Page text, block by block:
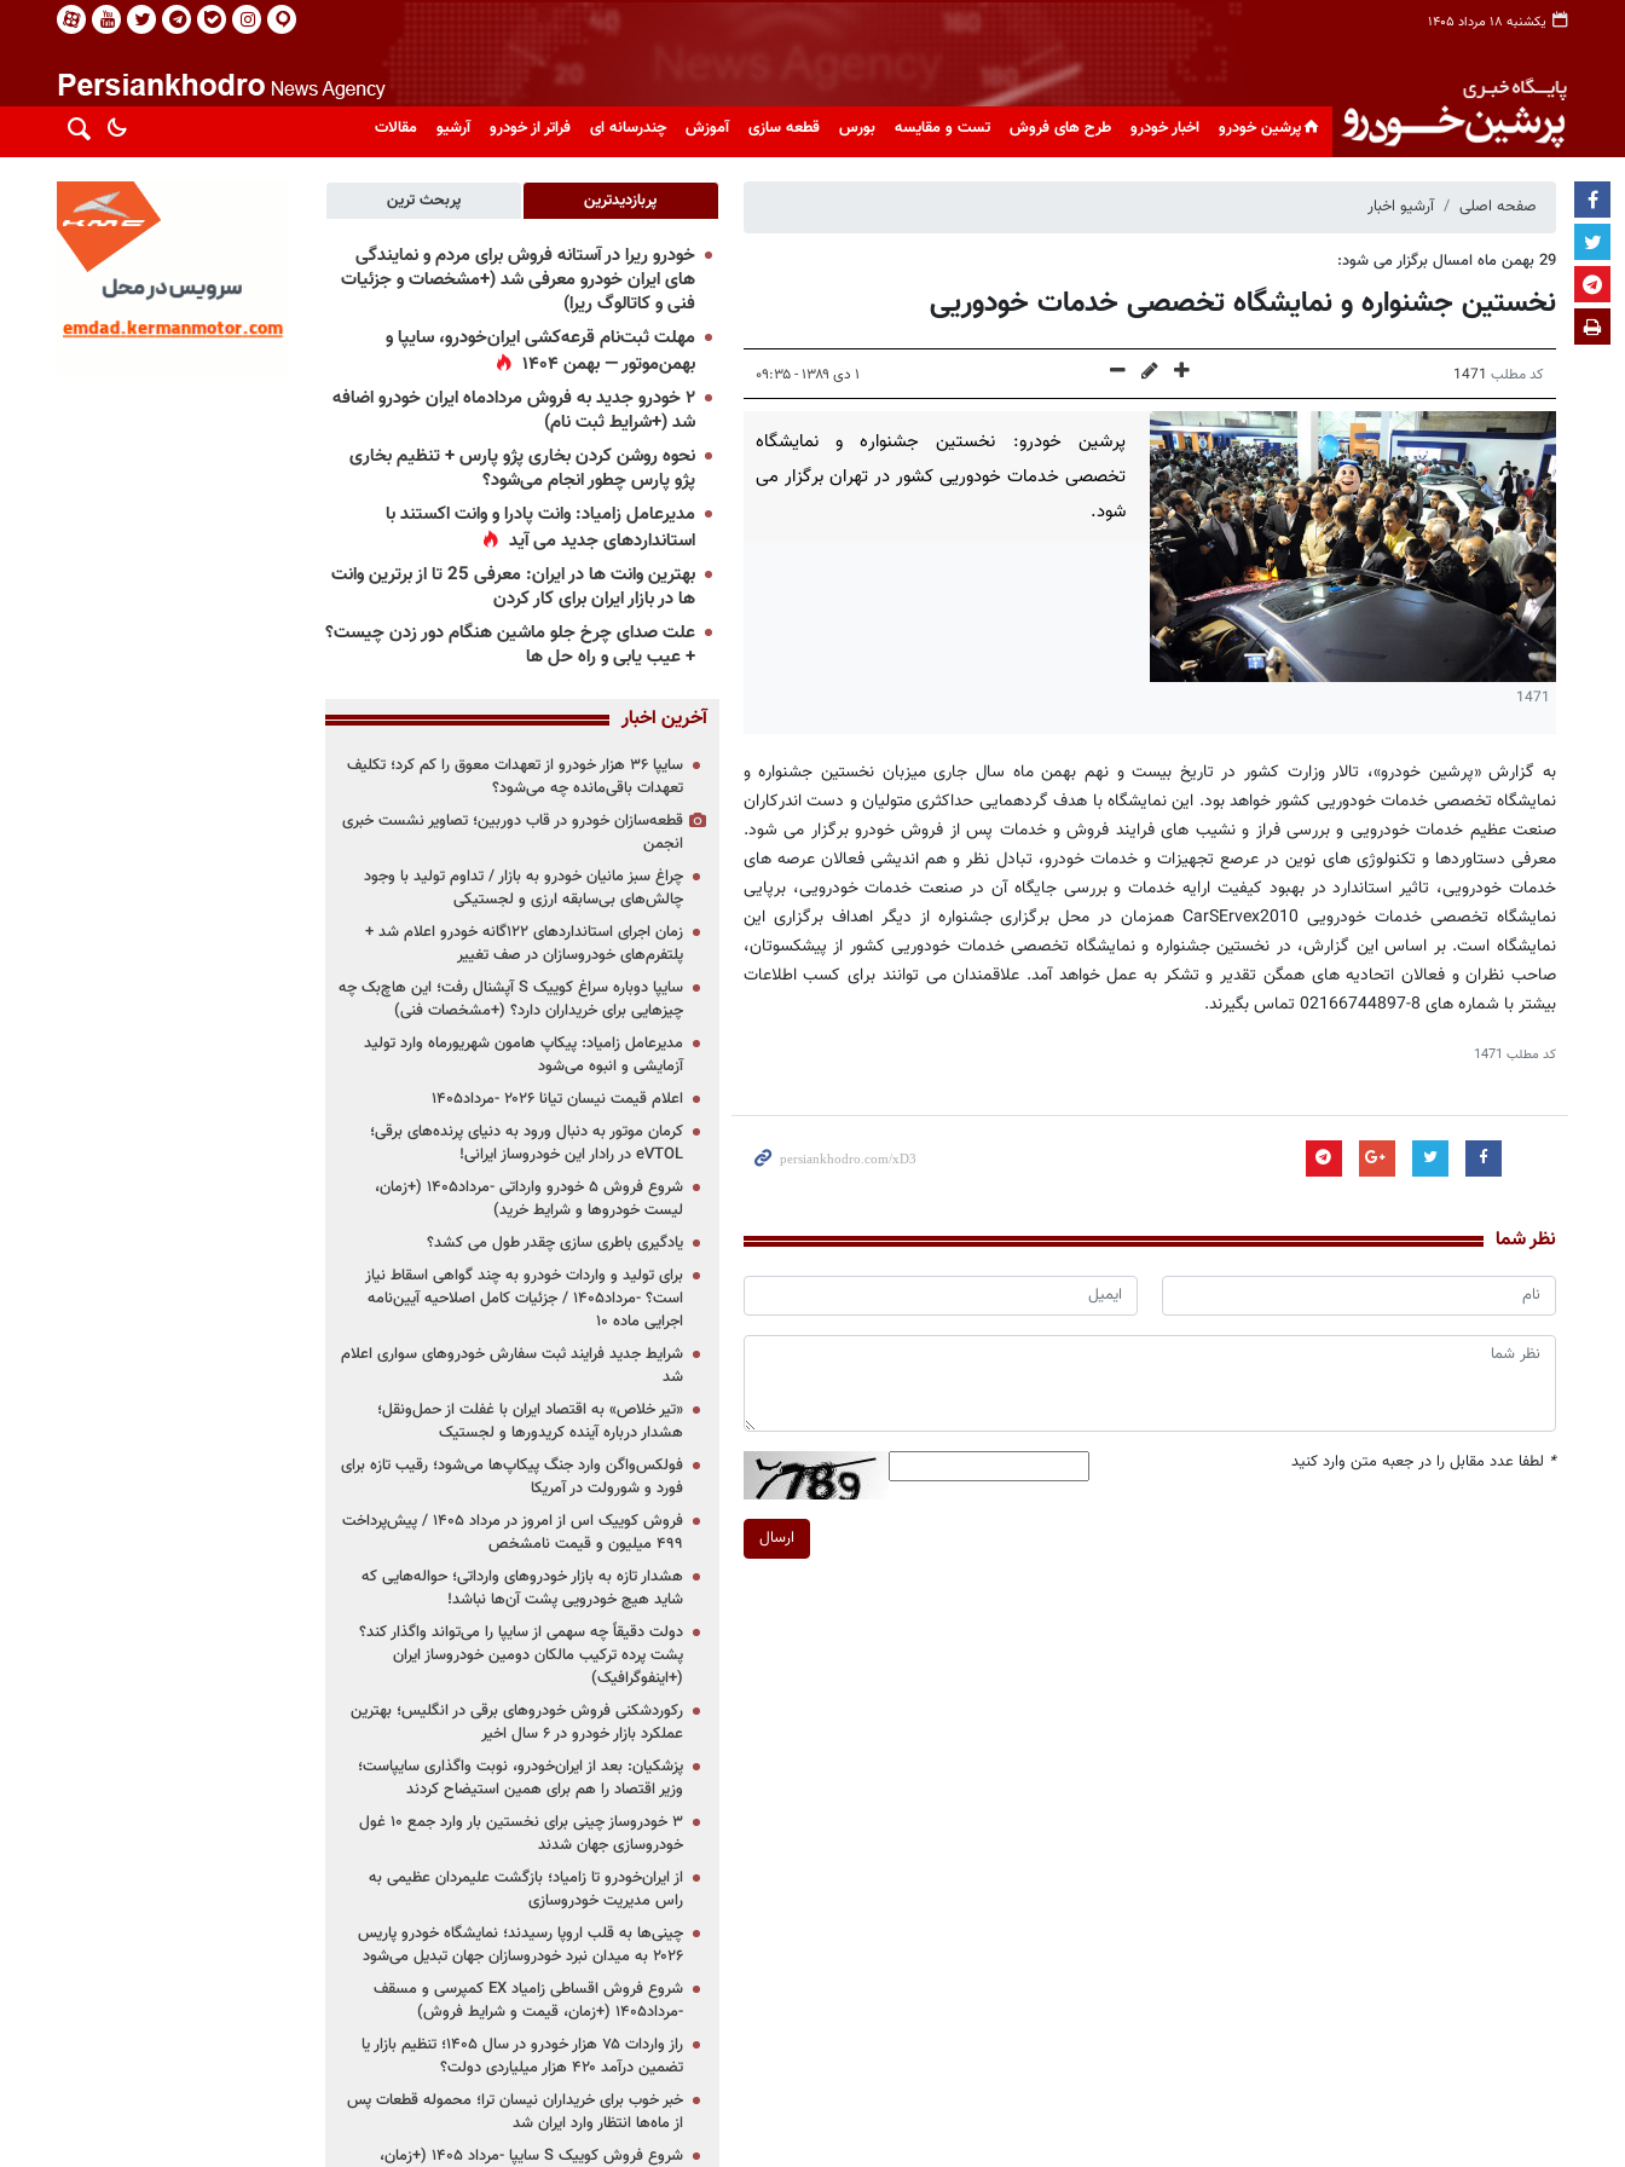
یکشنبه ۱۸ مرداد ۱۴۰۵
پرشین خودرو اخبار خودرو طرح های فروش تست و مقایسه بورس قطعه سازی آموزش چندرسانه ای فراتر از خودرو آرشیو مقالات
صفحه اصلی آرشیو اخبار
29 بهمن ماه امسال برگزار می شود:
نخستین جشنواره و نمایشگاه تخصصی خدمات خودوریی
کد مطلب 1471 ۱ دی ۱۳۸۹ - ۰۹:۳۵
1471
پرشین خودرو: نخستین جشنواره و نمایشگاه
تخصصی خدمات خودوریی کشور در تهران برگزار می
شود.
به گزارش «پرشین خودرو»، تالار وزارت کشور در تاریخ بیست و نهم بهمن ماه سال جاری میزبان نخستین جشنواره و
نمایشگاه تخصصی خدمات خودوریی کشور خواهد بود. این نمایشگاه با هدف گردهمایی حداکثری متولیان و دست اندرکاران
صنعت عظیم خدمات خودرویی و بررسی فراز و نشیب های فرایند فروش و خدمات پس از فروش خودرو برگزار می شود.
معرفی دستاوردها و تکنولوژی های نوین در عرصع تجهیزات و خدمات خودرو، تبادل نظر و هم اندیشی فعالان عرصه های
خدمات خودرویی، تاثیر استاندارد در بهبود کیفیت ارایه خدمات و بررسی جایگاه آن در صنعت خدمات خودرویی، برپایی
نمایشگاه تخصصی خدمات خودرویی CarSErvex2010 همزمان در محل برگزاری جشنواره از دیگر اهداف برگزاری این
نمایشگاه است. بر اساس این گزارش، در نخستین جشنواره و نمایشگاه تخصصی خدمات خودوریی کشور از پیشکسوتان،
صاحب نظران و فعالان اتحادیه های همگن تقدیر و تشکر به عمل خواهد آمد. علاقمندان می توانند برای کسب اطلاعات
بیشتر با شماره های 8-02166744897 تماس بگیرند.
کد مطلب 1471
نظر شما
* لطفا عدد مقابل را در جعبه متن وارد کنید
ارسال
پربازدیدترین پربحث ترین
خودرو ریرا در آستانه فروش برای مردم و نمایندگی
های ایران خودرو معرفی شد (+مشخصات و جزئیات
فنی و کاتالوگ ریرا)
مهلت ثبت‌نام قرعه‌کشی ایران‌خودرو، سایپا و
بهمن‌موتور — بهمن ۱۴۰۴
۲ خودرو جدید به فروش مردادماه ایران خودرو اضافه
شد (+شرایط ثبت نام)
نحوه روشن کردن بخاری پژو پارس + تنظیم بخاری
پژو پارس چطور انجام می‌شود؟
مدیرعامل زامیاد: وانت پادرا و وانت اکستند با
استانداردهای جدید می آید
بهترین وانت ها در ایران: معرفی 25 تا از برترین وانت
ها در بازار ایران برای کار کردن
علت صدای چرخ جلو ماشین هنگام دور زدن چیست؟
+ عیب یابی و راه حل ها
آخرین اخبار
سایپا ۳۶ هزار خودرو از تعهدات معوق را کم کرد؛ تکلیف
تعهدات باقی‌مانده چه می‌شود؟
قطعه‌سازان خودرو در قاب دوربین؛ تصاویر نشست خبری
انجمن
چراغ سبز مانیان خودرو به بازار / تداوم تولید با وجود
چالش‌های بی‌سابقه ارزی و لجستیکی
زمان اجرای استانداردهای ۱۲۲گانه خودرو اعلام شد +
پلتفرم‌های خودروسازان در صف تغییر
سایپا دوباره سراغ کوییک S آپشنال رفت؛ این هاچ‌بک چه
چیزهایی برای خریداران دارد؟ (+مشخصات فنی)
مدیرعامل زامیاد: پیکاپ هامون شهریورماه وارد تولید
آزمایشی و انبوه می‌شود
اعلام قیمت نیسان تیانا ۲۰۲۶ -مرداد۱۴۰۵
کرمان موتور به دنبال ورود به دنیای پرنده‌های برقی؛
eVTOL در رادار این خودروساز ایرانی!
شروع فروش ۵ خودرو وارداتی -مرداد۱۴۰۵ (+زمان،
لیست خودروها و شرایط خرید)
یادگیری باطری سازی چقدر طول می کشد؟
برای تولید و واردات خودرو به چند گواهی اسقاط نیاز
است؟ -مرداد۱۴۰۵ / جزئیات کامل اصلاحیه آیین‌نامه
اجرایی ماده ۱۰
شرایط جدید فرایند ثبت سفارش خودروهای سواری اعلام
شد
«تیر خلاص» به اقتصاد ایران با غفلت از حمل‌ونقل؛
هشدار درباره آینده کریدورها و لجستیک
فولکس‌واگن وارد جنگ پیکاپ‌ها می‌شود؛ رقیب تازه برای
فورد و شورولت در آمریکا
فروش کوییک اس از امروز در مرداد ۱۴۰۵ / پیش‌پرداخت
۴۹۹ میلیون و قیمت نامشخص
هشدار تازه به بازار خودروهای وارداتی؛ حواله‌هایی که
شاید هیچ خودرویی پشت آن‌ها نباشد!
دولت دقیقاً چه سهمی از سایپا را می‌تواند واگذار کند؟
پشت پرده ترکیب مالکان دومین خودروساز ایران
(+اینفوگرافیک)
رکوردشکنی فروش خودروهای برقی در انگلیس؛ بهترین
عملکرد بازار خودرو در ۶ سال اخیر
پزشکیان: بعد از ایران‌خودرو، نوبت واگذاری سایپاست؛
وزیر اقتصاد را هم برای همین استیضاح کردند
۳ خودروساز چینی برای نخستین بار وارد جمع ۱۰ غول
خودروسازی جهان شدند
از ایران‌خودرو تا زامیاد؛ بازگشت علیمردان عظیمی به
راس مدیریت خودروسازی
چینی‌ها به قلب اروپا رسیدند؛ نمایشگاه خودرو پاریس
۲۰۲۶ به میدان نبرد خودروسازان جهان تبدیل می‌شود
شروع فروش اقساطی زامیاد EX کمپرسی و مسقف
-مرداد۱۴۰۵ (+زمان، قیمت و شرایط فروش)
راز واردات ۷۵ هزار خودرو در سال ۱۴۰۵؛ تنظیم بازار یا
تضمین درآمد ۴۲۰ هزار میلیاردی دولت؟
خبر خوب برای خریداران نیسان ترا؛ محموله قطعات پس
از ماه‌ها انتظار وارد ایران شد
شروع فروش کوییک S سایپا -مرداد ۱۴۰۵ (+زمان،